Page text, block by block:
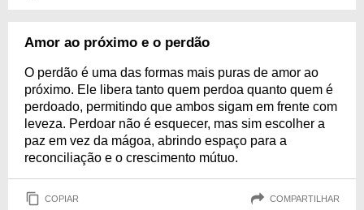
Amor ao próximo e o perdão
O perdão é uma das formas mais puras de amor ao
próximo. Ele libera tanto quem perdoa quanto quem é
perdoado, permitindo que ambos sigam em frente com
leveza. Perdoar não é esquecer, mas sim escolher a
paz em vez da mágoa, abrindo espaço para a
reconciliação e o crescimento mútuo.
COPIAR COMPARTILHAR